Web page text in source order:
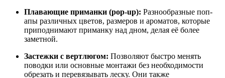
Плавающие приманки (pop-up): Разнообразные поп-
апы различных цветов, размеров и ароматов, которые
приподнимают приманку над дном, делая её более
заметной.
Застежки с вертлюгом: Позволяют быстро менять
поводки или основные монтажи без необходимости
обрезать и перевязывать леску. Они также